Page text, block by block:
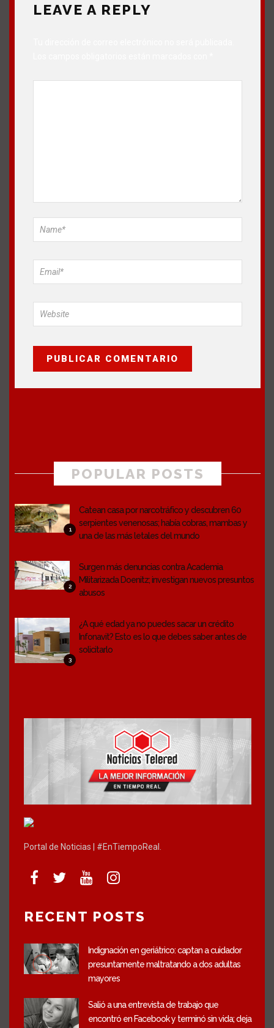
LEAVE A REPLY
POPULAR POSTS
1
Catean casa por narcotráfico y descubren 60
serpientes venenosas; había cobras, mambas y
una de las más letales del mundo
2
Surgen más denuncias contra Academia
Militarizada Doenitz; investigan nuevos presuntos
abusos
3
¿A qué edad ya no puedes sacar un crédito
Infonavit? Esto es lo que debes saber antes de
solicitarlo
Portal de Noticias | #EnTiempoReal.
RECENT POSTS
Indignación en geriátrico: captan a cuidador
presuntamente maltratando a dos adultas
mayores
Salió a una entrevista de trabajo que
encontró en Facebook y terminó sin vida; deja